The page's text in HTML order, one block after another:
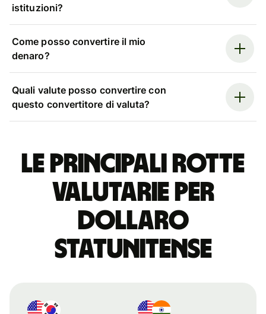
istituzioni?
Come posso convertire il mio
denaro?
Quali valute posso convertire con
questo convertitore di valuta?
Le principali rotte
valutarie per
dollaro
statunitense